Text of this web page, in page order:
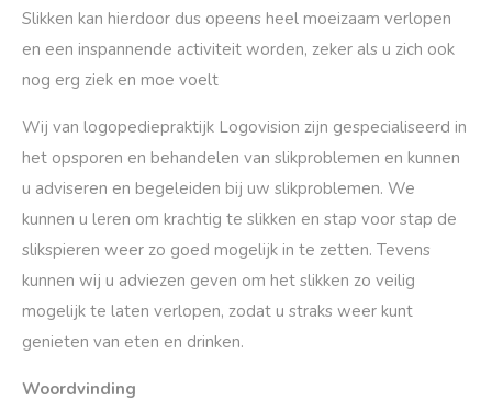
Slikken kan hierdoor dus opeens heel moeizaam verlopen
en een inspannende activiteit worden, zeker als u zich ook
nog erg ziek en moe voelt
Wij van logopediepraktijk Logovision zijn gespecialiseerd in
het opsporen en behandelen van slikproblemen en kunnen
u adviseren en begeleiden bij uw slikproblemen. We
kunnen u leren om krachtig te slikken en stap voor stap de
slikspieren weer zo goed mogelijk in te zetten. Tevens
kunnen wij u adviezen geven om het slikken zo veilig
mogelijk te laten verlopen, zodat u straks weer kunt
genieten van eten en drinken.
Woordvinding